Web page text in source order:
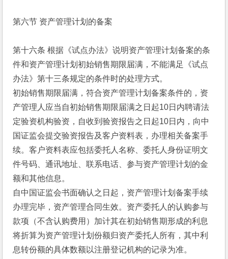
第六节 资产管理计划的备案
第十六条 根据《试点办法》说明资产管理计划备案的条
件和资产管理计划初始销售期限届满，不能满足《试点
办法》第十三条规定的条件时的处理方式。
初始销售期限届满，符合资产管理计划备案条件的，资
产管理人应当自初始销售期限届满之日起10日内聘请法
定验资机构验资，自收到验资报告之日起10日内，向中
国证监会提交验资报告及客户资料表，办理相关备案手
续。客户资料表应包括委托人名称、委托人身份证明文
件号码、通讯地址、联系电话、参与资产管理计划的金
额和其他信息。
自中国证监会书面确认之日起，资产管理计划备案手续
办理完毕，资产管理合同生效。资产委托人的认购参与
款项（不含认购费用）加计其在初始销售期形成的利息
将折算为资产管理计划份额归资产委托人所有，其中利
息转份额的具体数额以注册登记机构的记录为准。